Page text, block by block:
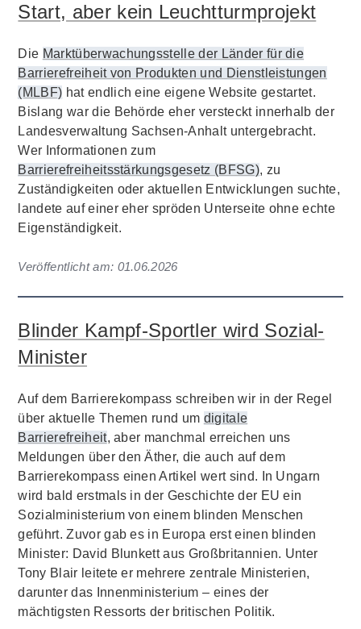
Start, aber kein Leuchtturmprojekt
Die Marktüberwachungsstelle der Länder für die
Barrierefreiheit von Produkten und Dienstleistungen
(MLBF) hat endlich eine eigene Website gestartet.
Bislang war die Behörde eher versteckt innerhalb der
Landesverwaltung Sachsen-Anhalt untergebracht.
Wer Informationen zum
Barrierefreiheitsstärkungsgesetz (BFSG), zu
Zuständigkeiten oder aktuellen Entwicklungen suchte,
landete auf einer eher spröden Unterseite ohne echte
Eigenständigkeit.
Veröffentlicht am: 01.06.2026
Blinder Kampf-Sportler wird Sozial-
Minister
Auf dem Barrierekompass schreiben wir in der Regel
über aktuelle Themen rund um digitale
Barrierefreiheit, aber manchmal erreichen uns
Meldungen über den Äther, die auch auf dem
Barrierekompass einen Artikel wert sind. In Ungarn
wird bald erstmals in der Geschichte der EU ein
Sozialministerium von einem blinden Menschen
geführt. Zuvor gab es in Europa erst einen blinden
Minister: David Blunkett aus Großbritannien. Unter
Tony Blair leitete er mehrere zentrale Ministerien,
darunter das Innenministerium – eines der
mächtigsten Ressorts der britischen Politik.